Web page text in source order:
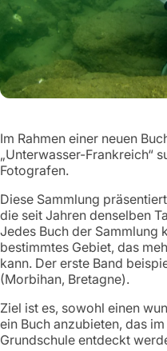
Im Rahmen einer neuen
„Unterwasser-Frankreich“
Fotografen.
Diese Sammlung
die seit Jahren denselben
Jedes Buch der Sammlung
bestimmtes Gebiet, das
kann. Der erste Band
(Morbihan, Bretagne).
Ziel ist es, sowohl einen
ein Buch anzubieten, das
Grundschule entdeckt